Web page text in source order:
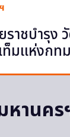
ราชบำรุง
ท็มแห่งกท
หานคร